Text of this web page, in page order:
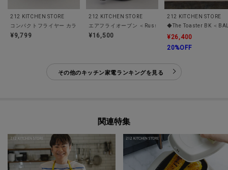
212 KITCHEN STORE
コンパクトフライヤー カラリ２
¥9,799
212 KITCHEN STORE
エアフライオーブン ＜Russell Hobbs ラッセルホブス
¥16,500
212 KITCHEN STORE
◆The Toaster BK ＜
¥26,400
20%OFF
その他のキッチン家電ランキングを見る
関連特集